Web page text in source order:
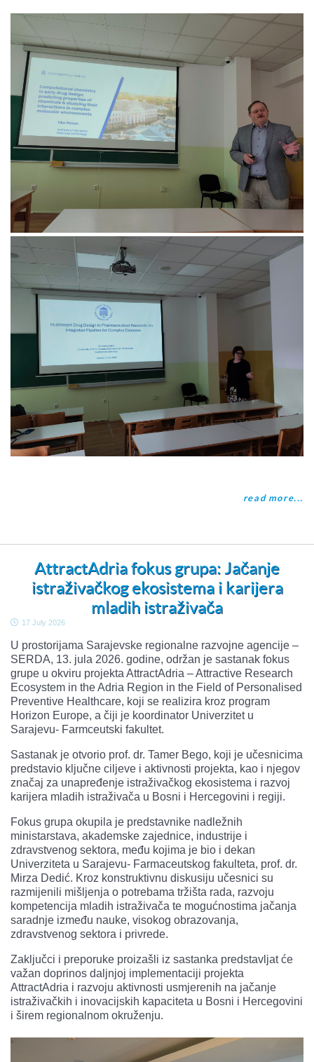
read more...
AttractAdria fokus grupa: Jačanje
istraživačkog ekosistema i karijera
mladih istraživača
17 July 2026
U prostorijama Sarajevske regionalne razvojne agencije –
SERDA, 13. jula 2026. godine, održan je sastanak fokus
grupe u okviru projekta AttractAdria – Attractive Research
Ecosystem in the Adria Region in the Field of Personalised
Preventive Healthcare, koji se realizira kroz program
Horizon Europe, a čiji je koordinator Univerzitet u
Sarajevu- Farmceutski fakultet.
Sastanak je otvorio prof. dr. Tamer Bego, koji je učesnicima
predstavio ključne ciljeve i aktivnosti projekta, kao i njegov
značaj za unapređenje istraživačkog ekosistema i razvoj
karijera mladih istraživača u Bosni i Hercegovini i regiji.
Fokus grupa okupila je predstavnike nadležnih
ministarstava, akademske zajednice, industrije i
zdravstvenog sektora, među kojima je bio i dekan
Univerziteta u Sarajevu- Farmaceutskog fakulteta, prof. dr.
Mirza Dedić. Kroz konstruktivnu diskusiju učesnici su
razmijenili mišljenja o potrebama tržišta rada, razvoju
kompetencija mladih istraživača te mogućnostima jačanja
saradnje između nauke, visokog obrazovanja,
zdravstvenog sektora i privrede.
Zaključci i preporuke proizašli iz sastanka predstavljat će
važan doprinos daljnjoj implementaciji projekta
AttractAdria i razvoju aktivnosti usmjerenih na jačanje
istraživačkih i inovacijskih kapaciteta u Bosni i Hercegovini
i širem regionalnom okruženju.